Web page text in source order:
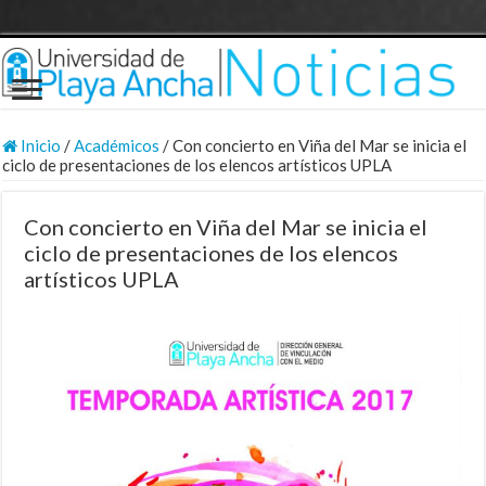
Inicio /Académicos /Con concierto en Viña del Mar se inicia el
ciclo de presentaciones de los elencos artísticos UPLA
Con concierto en Viña del Mar se inicia el
ciclo de presentaciones de los elencos
artísticos UPLA